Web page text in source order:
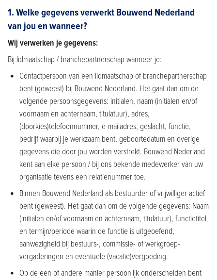
1. Welke gegevens verwerkt Bouwend Nederland
van jou en wanneer?
Wij verwerken je gegevens:
Bij lidmaatschap / branchepartnerschap wanneer je:
Contactpersoon van een lidmaatschap of branchepartnerschap
bent (geweest) bij Bouwend Nederland. Het gaat dan om de
volgende persoonsgegevens: initialen, naam (initialen en/of
voornaam en achternaam, titulatuur), adres,
(doorkies)telefoonnummer, e-mailadres, geslacht, functie,
bedrijf waarbij je werkzaam bent, geboortedatum en overige
gegevens die door jou worden verstrekt. Bouwend Nederland
kent aan elke persoon / bij ons bekende medewerker van uw
organisatie tevens een relatienummer toe.
Binnen Bouwend Nederland als bestuurder of vrijwilliger actief
bent (geweest). Het gaat dan om de volgende gegevens: Naam
(initialen en/of voornaam en achternaam, titulatuur), functietitel
en termijn/periode waarin de functie is uitgeoefend,
aanwezigheid bij bestuurs-, commissie- of werkgroep-
vergaderingen en eventuele (vacatie)vergoeding.
Op de een of andere manier persoonlijk onderscheiden bent